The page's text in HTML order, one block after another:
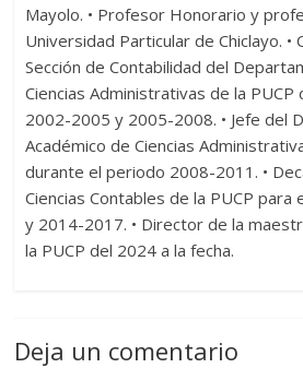
Mayolo. • Profesor Honorario y
Universidad Particular de Chiclayo. •
Sección de Contabilidad del
Ciencias Administrativas de la
2002-2005 y 2005-2008. • Jefe del
Académico de Ciencias
durante el periodo 2008-2011. •
Ciencias Contables de la PUCP
y 2014-2017. • Director de la
la PUCP del 2024 a la fecha.
Deja un comentario